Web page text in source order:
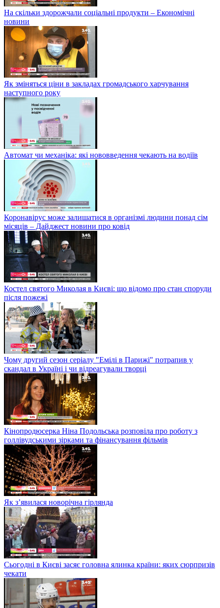
На скільки здорожчали соціальні продукти – Економічні
новини
Як зміняться ціни в закладах громадського харчування
наступного року
Автомат чи механіка: які нововведення чекають на водіїв
Коронавірус може залишатися в організмі людини понад сім
місяців – Дайджест новини про ковід
Костел святого Миколая в Києві: що відомо про стан споруди
після пожежі
Чому другий сезон серіалу "Емілі в Парижі" потрапив у
скандал в Україні і чи відреагували творці
Кінопродюсерка Ніна Подольська розповіла про роботу з
голлівудськими зірками та фінансування фільмів
Як з’явилася новорічна гірлянда
Сьогодні в Києві засяє головна ялинка країни: яких сюрпризів
чекати